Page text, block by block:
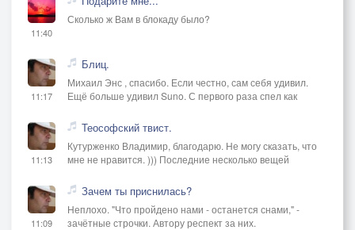
11:40
Сколько ж Вам в блокаду было?
11:17
Блиц.
Михаил Энс , спасибо. Если честно, сам себя удивил.
Ещё больше удивил Suno. С первого раза спел как
11:13
Теософский твист.
Кутурженко Владимир, благодарю. Не могу сказать, что
мне не нравится. ))) Последние несколько вещей
11:09
Зачем ты приснилась?
Неплохо. "Что пройдено нами - останется снами," -
зачётные строчки. Автору респект за них.